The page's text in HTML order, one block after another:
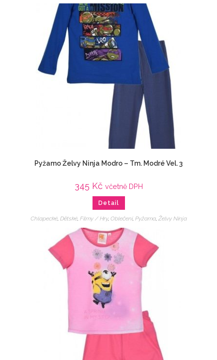
Pyžamo Želvy Ninja Modro – Tm. Modré Vel. 3
345 Kč včetně DPH
Detail
Chlapecké, Dětské, Filmy / Hry, Oblečení, Pyžama,Želvy Ninja